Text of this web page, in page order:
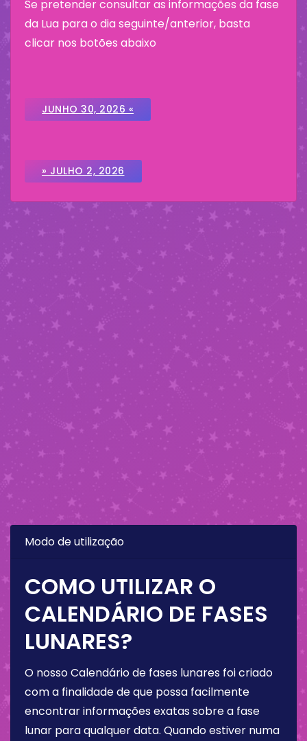
Se pretender consultar as informações da fase
da Lua para o dia seguinte/anterior, basta
clicar nos botões abaixo
JUNHO 30, 2026 «
» JULHO 2, 2026
Modo de utilização
COMO UTILIZAR O
CALENDÁRIO DE FASES
LUNARES?
O nosso Calendário de fases lunares foi criado
com a finalidade de que possa facilmente
encontrar informações exatas sobre a fase
lunar para qualquer data. Quando estiver numa